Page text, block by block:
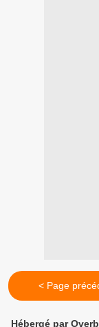
< Page
Hébergé par